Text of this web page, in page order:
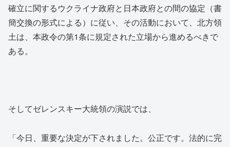
確立に関するウクライナ政府と日本政府との間の協定（書
簡交換の形式による）に従い、その活動において、北方領
土は、本政令の第1条に規定された立場から進めるべきで
ある。
そしてゼレンスキー大統領の演説では、
「今日、重要な決定が下されました。公正です。法的に完